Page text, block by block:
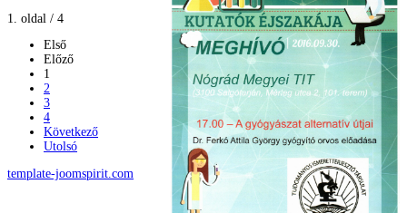
1. oldal / 4
Első
Előző
1
2
3
4
Következő
Utolsó
template-joomspirit.com